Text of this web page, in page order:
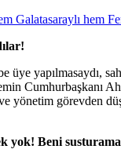
Galatasaraylı hem
yapılmasaydı,
Cumhurbaşkanı
yönetim görevden
yok! Beni